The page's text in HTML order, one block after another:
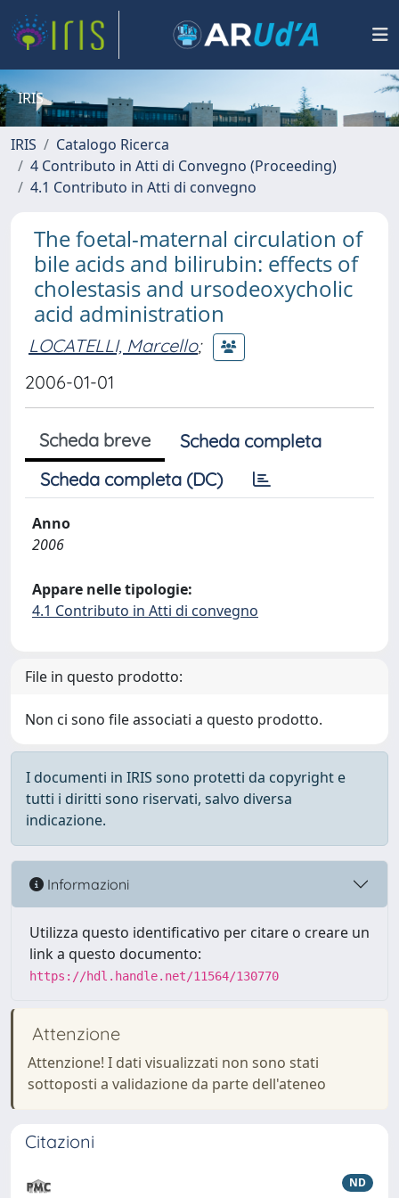
IRIS
IRIS
Catalogo Ricerca
4 Contributo in Atti di Convegno (Proceeding)
4.1 Contributo in Atti di convegno
The foetal-maternal circulation of
bile acids and bilirubin: effects of
cholestasis and ursodeoxycholic
acid administration
LOCATELLI, Marcello;
2006-01-01
Scheda breve
Scheda completa
Scheda completa (DC)
Anno
2006
Appare nelle tipologie:
4.1 Contributo in Atti di convegno
File in questo prodotto:
Non ci sono file associati a questo prodotto.
I documenti in IRIS sono protetti da copyright e
tutti i diritti sono riservati, salvo diversa
indicazione.
Informazioni
Utilizza questo identificativo per citare o creare un
link a questo documento:
https://hdl.handle.net/11564/130770
Attenzione
Attenzione! I dati visualizzati non sono stati
sottoposti a validazione da parte dell'ateneo
Citazioni
ND